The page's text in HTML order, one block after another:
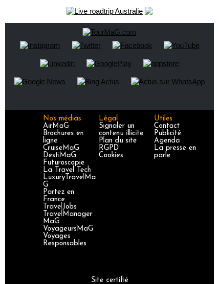
Nos médias
AirMaG
Brochures en
ligne
CruiseMaG
DestiMaG
Futuroscopie
La Travel Tech
LuxuryTravelMa
G
Partez en
France
TravelJobs
TravelManager
MaG
VoyageursMaG
Voyages
Responsables
Légal
Signaler un
contenu illicite
Plan du site
RGPD
Cookies
Utiles
Contact
Publicité
Agenda
La presse en
parle
Site certifié